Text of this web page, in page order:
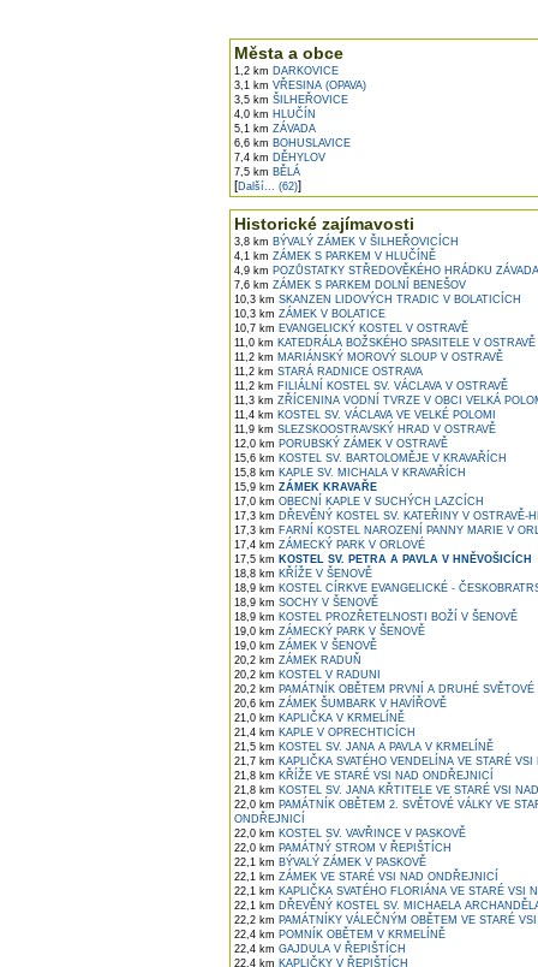
Města a obce
1,2 km DARKOVICE
3,1 km VŘESINA (OPAVA)
3,5 km ŠILHEŘOVICE
4,0 km HLUČÍN
5,1 km ZÁVADA
6,6 km BOHUSLAVICE
7,4 km DĚHYLOV
7,5 km BĚLÁ
[Další... (62)]
Historické zajímavosti
3,8 km BÝVALÝ ZÁMEK V ŠILHEŘOVICÍCH
4,1 km ZÁMEK S PARKEM V HLUČÍNĚ
4,9 km POZŮSTATKY STŘEDOVĚKÉHO HRÁDKU ZÁVADA
7,6 km ZÁMEK S PARKEM DOLNÍ BENEŠOV
10,3 km SKANZEN LIDOVÝCH TRADIC V BOLATICÍCH
10,3 km ZÁMEK V BOLATICE
10,7 km EVANGELICKÝ KOSTEL V OSTRAVĚ
11,0 km KATEDRÁLA BOŽSKÉHO SPASITELE V OSTRAVĚ
11,2 km MARIÁNSKÝ MOROVÝ SLOUP V OSTRAVĚ
11,2 km STARÁ RADNICE OSTRAVA
11,2 km FILIÁLNÍ KOSTEL SV. VÁCLAVA V OSTRAVĚ
11,3 km ZŘÍCENINA VODNÍ TVRZE V OBCI VELKÁ
11,4 km KOSTEL SV. VÁCLAVA VE VELKÉ POLOMI
11,9 km SLEZSKOOSTRAVSKÝ HRAD V OSTRAVĚ
12,0 km PORUBSKÝ ZÁMEK V OSTRAVĚ
15,6 km KOSTEL SV. BARTOLOMĚJE V KRAVAŘÍCH
15,8 km KAPLE SV. MICHALA V KRAVAŘÍCH
15,9 km ZÁMEK KRAVAŘE
17,0 km OBECNÍ KAPLE V SUCHÝCH LAZCÍCH
17,3 km DŘEVĚNÝ KOSTEL SV. KATEŘINY V OSTRAVĚ-
17,3 km FARNÍ KOSTEL NAROZENÍ PANNY MARIE V
17,4 km ZÁMECKÝ PARK V ORLOVÉ
17,5 km KOSTEL SV. PETRA A PAVLA V HNĚVOŠICÍCH
18,8 km KŘÍŽE V ŠENOVĚ
18,9 km KOSTEL CÍRKVE EVANGELICKÉ -
18,9 km SOCHY V ŠENOVĚ
18,9 km KOSTEL PROZŘETELNOSTI BOŽÍ V ŠENOVĚ
19,0 km ZÁMECKÝ PARK V ŠENOVĚ
19,0 km ZÁMEK V ŠENOVĚ
20,2 km ZÁMEK RADUŇ
20,2 km KOSTEL V RADUNI
20,2 km PAMÁTNÍK OBĚTEM PRVNÍ A DRUHÉ
20,6 km ZÁMEK ŠUMBARK V HAVÍŘOVĚ
21,0 km KAPLIČKA V KRMELÍNĚ
21,4 km KAPLE V OPRECHTICÍCH
21,5 km KOSTEL SV. JANA A PAVLA V KRMELÍNĚ
21,7 km KAPLIČKA SVATÉHO VENDELÍNA VE STARÉ
21,8 km KŘÍŽE VE STARÉ VSI NAD ONDŘEJNICÍ
21,8 km KOSTEL SV. JANA KŘTITELE VE STARÉ VSI
22,0 km PAMÁTNÍK OBĚTEM 2. SVĚTOVÉ VÁLKY VE
ONDŘEJNICÍ
22,0 km KOSTEL SV. VAVŘINCE V PASKOVĚ
22,0 km PAMÁTNÝ STROM V ŘEPIŠTÍCH
22,1 km BÝVALÝ ZÁMEK V PASKOVĚ
22,1 km ZÁMEK VE STARÉ VSI NAD ONDŘEJNICÍ
22,1 km KAPLIČKA SVATÉHO FLORIÁNA VE STARÉ VSI
22,1 km DŘEVĚNÝ KOSTEL SV. MICHAELA
22,2 km PAMÁTNÍKY VÁLEČNÝM OBĚTEM VE STARÉ
22,4 km POMNÍK OBĚTEM V KRMELÍNĚ
22,4 km GAJDULA V ŘEPIŠTÍCH
22,4 km KAPLIČKY V ŘEPIŠTÍCH